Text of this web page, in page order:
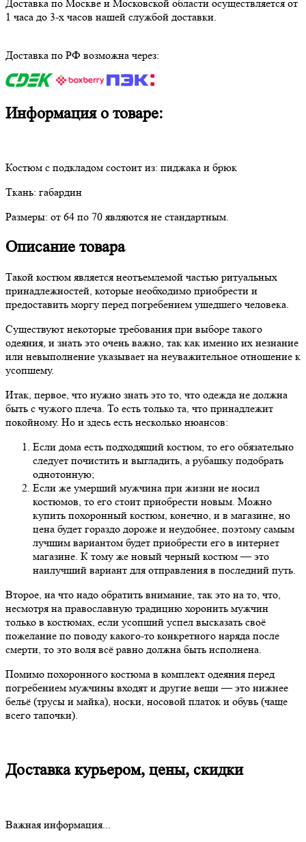
Доставка по Москве и Московской области осуществляется от
1 часа до 3-х часов нашей службой доставки.
Доставка по РФ возможна через:
Информация о товаре:
Костюм с подкладом состоит из: пиджака и брюк
Ткань: габардин
Размеры: от 64 по 70 являются не стандартным.
Описание товара
Такой костюм является неотъемлемой частью ритуальных
принадлежностей, которые необходимо приобрести и
предоставить моргу перед погребением ушедшего человека.
Существуют некоторые требования при выборе такого
одеяния, и знать это очень важно, так как именно их незнание
или невыполнение указывает на неуважительное отношение к
усопшему.
Итак, первое, что нужно знать это то, что одежда не должна
быть с чужого плеча. То есть только та, что принадлежит
покойному. Но и здесь есть несколько нюансов:
Если дома есть подходящий костюм, то его обязательно
следует почистить и выгладить, а рубашку подобрать
однотонную;
Если же умерший мужчина при жизни не носил
костюмов, то его стоит приобрести новым. Можно
купить похоронный костюм, конечно, и в магазине, но
цена будет гораздо дороже и неудобнее, поэтому самым
лучшим вариантом будет приобрести его в интернет
магазине. К тому же новый черный костюм — это
наилучший вариант для отправления в последний путь.
Второе, на что надо обратить внимание, так это на то, что,
несмотря на православную традицию хоронить мужчин
только в костюмах, если усопший успел высказать своё
пожелание по поводу какого-то конкретного наряда после
смерти, то это воля всё равно должна быть исполнена.
Помимо похоронного костюма в комплект одеяния перед
погребением мужчины входят и другие вещи — это нижнее
бельё (трусы и майка), носки, носовой платок и обувь (чаще
всего тапочки).
Доставка курьером, цены, скидки
Важная информация...